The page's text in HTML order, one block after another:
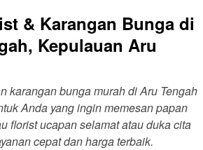
& Karangan Bunga di
Kepulauan Aru
karangan bunga murah di Aru Tengah
Anda yang ingin memesan papan
florist ucapan selamat atau duka cita
cepat dan harga terbaik.